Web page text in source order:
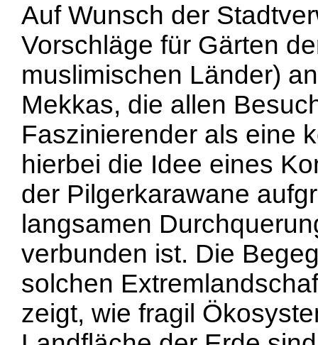
Auf Wunsch der
Vorschläge für Gärten
muslimischen Länder)
Mekkas, die allen
Faszinierender als eine
hierbei die Idee eines
der Pilgerkarawane
langsamen
verbunden ist. Die
solchen
zeigt, wie fragil